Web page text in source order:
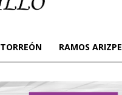
TORREÓN RAMOS ARIZPE